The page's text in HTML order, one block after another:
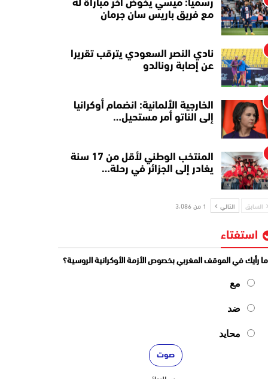
رسميا: ميسي يخوض آخر مباراة له
مع فريق باريس سان جرمان
نادي النصر السعودي يترقب تقريرا
عن إصابة رونالدو
الخارجية الألمانية: انضمام أوكرانيا
إلى الناتو أمر مستحيل…
المنتخب الوطني لأقل من 17 سنة
يغادر إلى الجزائر في رحلة…
السابق التالي 1 من 3٬086
استفتاء
ما رأيك في الموقف المغربي بخصوص الأزمة الأوكرانية الروسية؟
مع
ضد
محايد